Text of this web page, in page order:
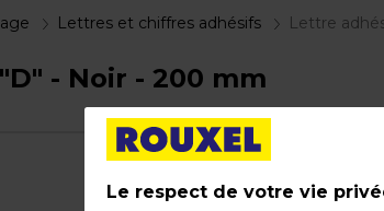
Lettres et chiffres adhésifs Lettre
- Noir - 200 mm
Lettre
Code :104447
Le respect de votre vie